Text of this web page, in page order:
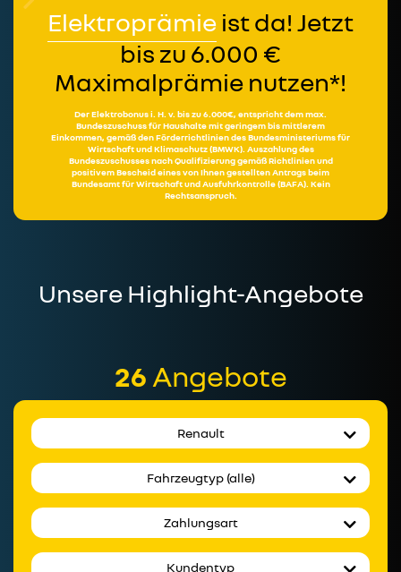
Elektroprämie ist da! Jetzt
bis zu 6.000 €
Maximalprämie nutzen*!
Der Elektrobonus i. H. v. bis zu 6.000€, entspricht dem max.
Bundeszuschuss für Haushalte mit geringem bis mittlerem
Einkommen, gemäß den Förderrichtlinien des Bundesministeriums für
Wirtschaft und Klimaschutz (BMWK). Auszahlung des
Bundeszuschusses nach Qualifizierung gemäß Richtlinien und
positivem Bescheid eines von Ihnen gestellten Antrags beim
Bundesamt für Wirtschaft und Ausfuhrkontrolle (BAFA). Kein
Rechtsanspruch.
Unsere Highlight-Angebote
26 Angebote
Renault
Fahrzeugtyp (alle)
Zahlungsart
Kundentyp